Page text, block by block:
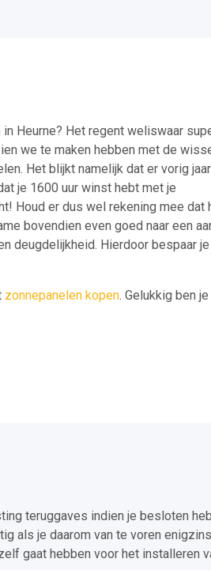
Heurne? Het regent weliswaar
we te maken hebben met de
Het blijkt namelijk dat er vorig jaar
je 1600 uur winst hebt met je
Houd er dus wel rekening mee dat
bovendien even goed naar een
deugdelijkheid. Hierdoor bespaar
zonnepanelen kopen. Gelukkig ben
teruggaves indien je besloten
als je daarom van te voren
gaat hebben voor het installeren